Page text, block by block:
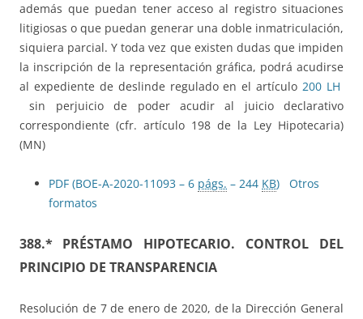
además que puedan tener acceso al registro situaciones
litigiosas o que puedan generar una doble inmatriculación,
siquiera parcial. Y toda vez que existen dudas que impiden
la inscripción de la representación gráfica, podrá acudirse
al expediente de deslinde regulado en el artículo200 LH
sin perjuicio de poder acudir al juicio declarativo
correspondiente (cfr. artículo 198 de la Ley Hipotecaria)
(MN)
PDF (BOE-A-2020-11093 – 6 págs. – 244 KB)
Otros
formatos
388.* PRÉSTAMO HIPOTECARIO. CONTROL DEL
PRINCIPIO DE TRANSPARENCIA
Resolución de 7 de enero de 2020, de la Dirección General